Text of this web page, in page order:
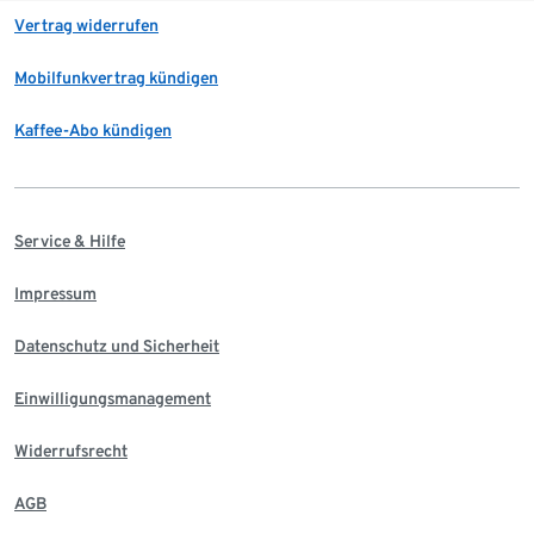
Vertrag widerrufen
Mobilfunkvertrag kündigen
Kaffee-Abo kündigen
Service & Hilfe
Impressum
Datenschutz und Sicherheit
Einwilligungsmanagement
Widerrufsrecht
AGB